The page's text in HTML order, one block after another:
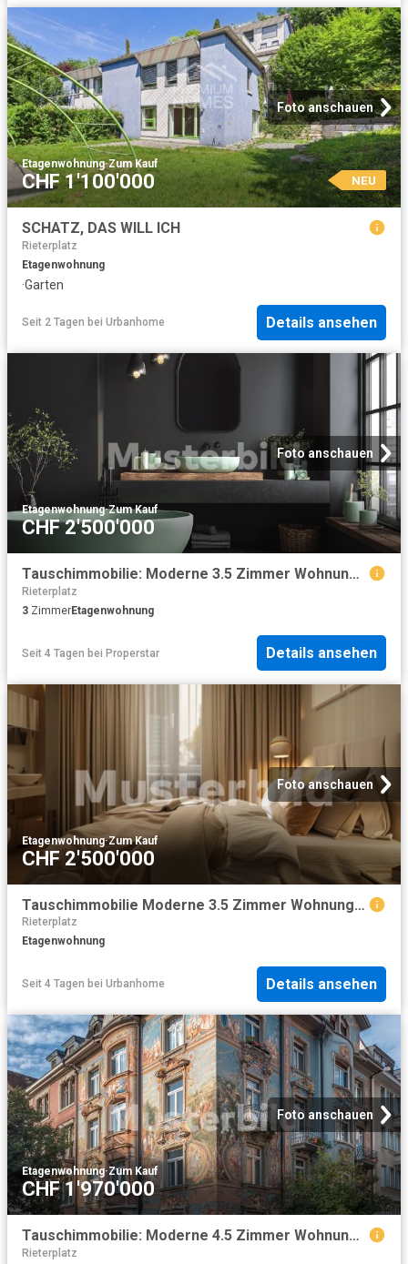
Foto anschauen
Etagenwohnung·Zum Kauf
CHF 1'100'000 NEU
SCHATZ, DAS WILL ICH
Rieterplatz
Etagenwohnung
·Garten
Seit 2 Tagen bei Urbanhome Details ansehen
Foto anschauen
Etagenwohnung·Zum Kauf
CHF 2'500'000
Tauschimmobilie: Moderne 3.5 Zimmer Wohnung im Herzen von Zürich
Rieterplatz
3 ZimmerEtagenwohnung
Seit 4 Tagen bei Properstar Details ansehen
Foto anschauen
Etagenwohnung·Zum Kauf
CHF 2'500'000
Tauschimmobilie Moderne 3.5 Zimmer Wohnung im Herzen von Zürich
Rieterplatz
Etagenwohnung
Seit 4 Tagen bei Urbanhome Details ansehen
Foto anschauen
Etagenwohnung·Zum Kauf
CHF 1'970'000
Tauschimmobilie: Moderne 4.5 Zimmer Wohnung im Herzen von Zürich
Rieterplatz